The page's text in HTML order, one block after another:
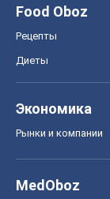
Food Oboz
Рецепты
Диеты
Экономика
Рынки и компании
MedOboz